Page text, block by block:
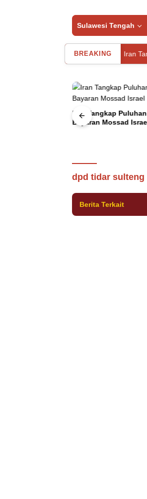
Sulawesi Tengah
BREAKING
Iran Tangkap
Iran Tangkap
Bayaran Mossad
dpd tidar sulteng
Mantan
Berita Terkait